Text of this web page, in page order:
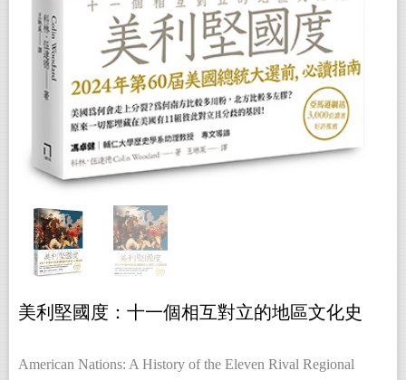
美利堅國度：十一個相互對立的地區文化史
American Nations: A History of the Eleven Rival Regional